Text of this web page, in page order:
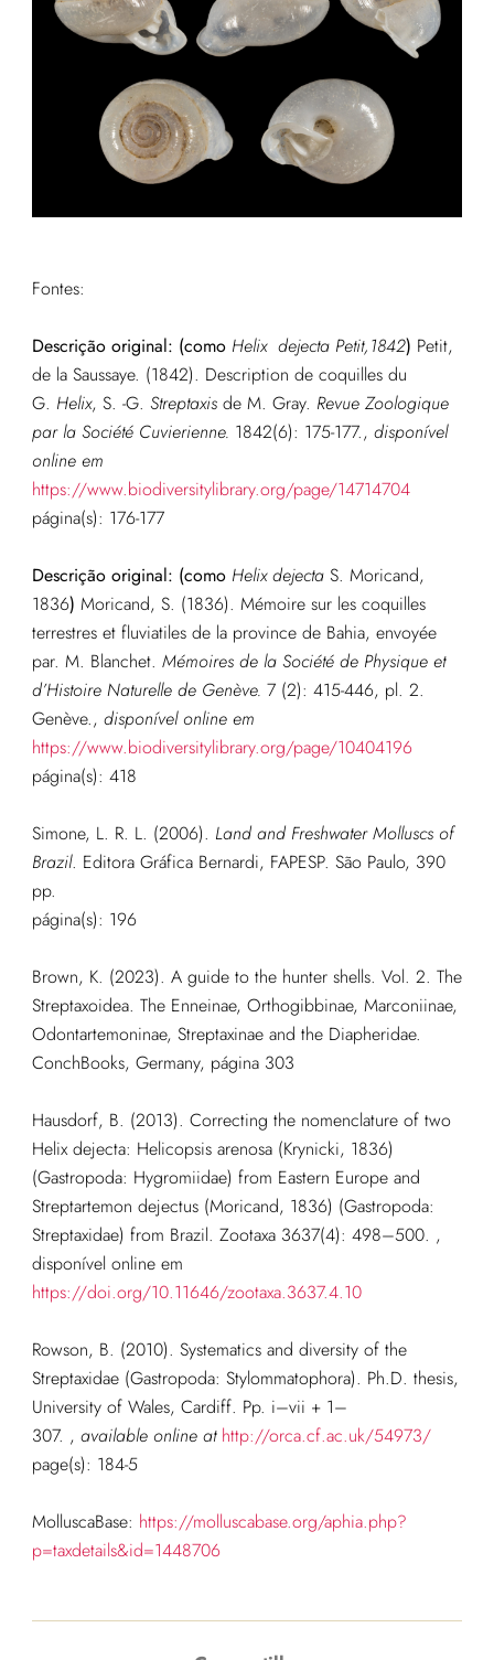
Fontes:
Descrição original: (como Helix dejecta Petit,1842) Petit,
de la Saussaye. (1842). Description de coquilles du
G. Helix, S. -G. Streptaxisde M. Gray. Revue Zoologique
par la Société Cuvierienne. 1842(6): 175-177., disponível
online em
https://www.biodiversitylibrary.org/page/14714704
página(s): 176-177
Descrição original: (como Helix dejectaS. Moricand,
1836) Moricand, S. (1836). Mémoire sur les coquilles
terrestres et fluviatiles de la province de Bahia, envoyée
par. M. Blanchet. Mémoires de la Société de Physique et
d’Histoire Naturelle de Genève. 7 (2): 415-446, pl. 2.
Genève., disponível online em
https://www.biodiversitylibrary.org/page/10404196
página(s): 418
Simone, L. R. L. (2006). Land and Freshwater Molluscs of
Brazil. Editora Gráfica Bernardi, FAPESP. São Paulo, 390
pp.
página(s): 196
Brown, K. (2023). A guide to the hunter shells. Vol. 2. The
Streptaxoidea. The Enneinae, Orthogibbinae, Marconiinae,
Odontartemoninae, Streptaxinae and the Diapheridae.
ConchBooks, Germany, página 303
Hausdorf, B. (2013). Correcting the nomenclature of two
Helix dejecta: Helicopsis arenosa (Krynicki, 1836)
(Gastropoda: Hygromiidae) from Eastern Europe and
Streptartemon dejectus (Moricand, 1836) (Gastropoda:
Streptaxidae) from Brazil. Zootaxa 3637(4): 498–500. ,
disponível online em
https://doi.org/10.11646/zootaxa.3637.4.10
Rowson, B. (2010). Systematics and diversity of the
Streptaxidae (Gastropoda: Stylommatophora). Ph.D. thesis,
University of Wales, Cardiff. Pp. i–vii + 1–
307. , available online at http://orca.cf.ac.uk/54973/
page(s): 184-5
MolluscaBase: https://molluscabase.org/aphia.php?
p=taxdetails&id=1448706